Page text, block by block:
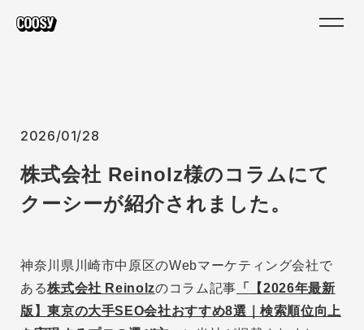
2026/01/28
株式会社 Reinolz様のコラムにて
クーシーが紹介されました。
神奈川県川崎市中原区のWebマーケティング会社で
ある株式会社 Reinolzのコラム記事 「
【2026年最新
版】東京の大手SEO会社おすすめ8選｜検索順位向上